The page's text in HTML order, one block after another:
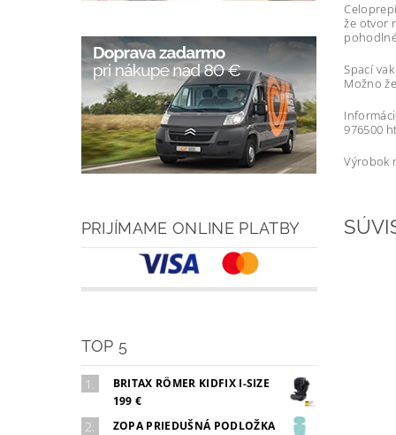
PRIJÍMAME ONLINE PLATBY
TOP 5
BRITAX RÖMER KIDFIX I-SIZE
199 €
ZOPA PRIEDUŠNÁ PODLOŽKA
že otvor
Spací
Možno
976500
Výrobok